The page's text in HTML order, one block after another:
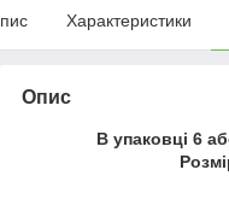
Характеристики
Опис
В упаковці 6